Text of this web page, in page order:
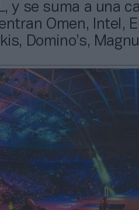
y se suma a una
Omen, Intel,
Domino’s,